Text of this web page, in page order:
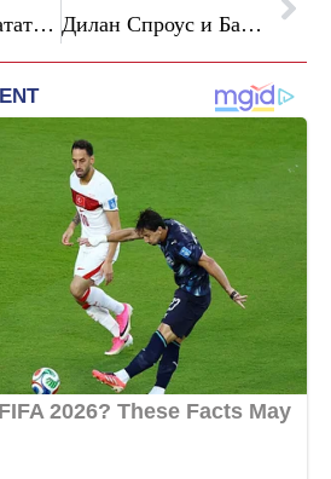
(Фото) Најпознатата српска инфлуенсерка блесна на Канскиот фестивал Дилан Спроус и Барбара Палвин го очекуваат првото дете